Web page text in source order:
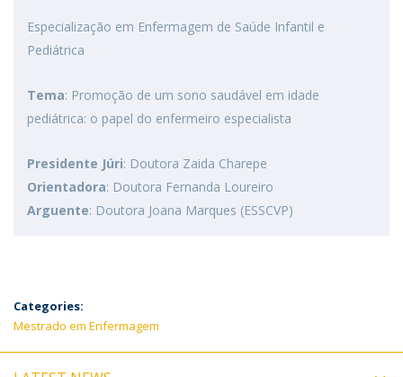
Especialização em Enfermagem de Saúde Infantil e
Pediátrica
Tema: Promoção de um sono saudável em idade
pediátrica: o papel do enfermeiro especialista
Presidente Júri: Doutora Zaida Charepe
Orientadora: Doutora Fernanda Loureiro
Arguente: Doutora Joana Marques (ESSCVP)
Categories:
Mestrado em Enfermagem